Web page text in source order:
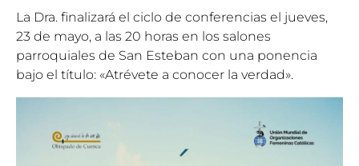
La Dra. finalizará el ciclo de conferencias el jueves,
23 de mayo, a las 20 horas en los salones
parroquiales de San Esteban con una ponencia
bajo el título: «Atrévete a conocer la verdad».